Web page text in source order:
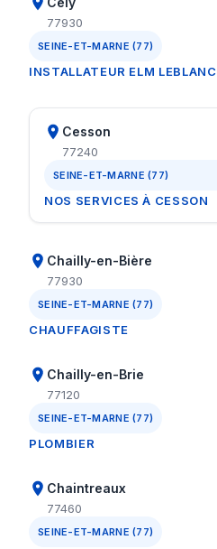
77930
SEINE-ET-MARNE (77)
INSTALLATEUR ELM LEBLANC
Cesson
77240
SEINE-ET-MARNE (77)
NOS SERVICES À CESSON
Chailly-en-Bière
77930
SEINE-ET-MARNE (77)
CHAUFFAGISTE
Chailly-en-Brie
77120
SEINE-ET-MARNE (77)
PLOMBIER
Chaintreaux
77460
SEINE-ET-MARNE (77)